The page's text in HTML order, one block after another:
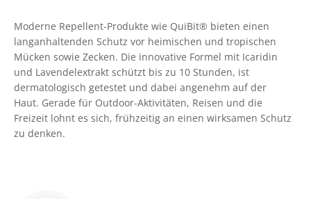
Moderne Repellent-Produkte wie QuiBit® bieten einen
langanhaltenden Schutz vor heimischen und tropischen
Mücken sowie Zecken. Die innovative Formel mit Icaridin
und Lavendelextrakt schützt bis zu 10 Stunden, ist
dermatologisch getestet und dabei angenehm auf der
Haut. Gerade für Outdoor-Aktivitäten, Reisen und die
Freizeit lohnt es sich, frühzeitig an einen wirksamen Schutz
zu denken.